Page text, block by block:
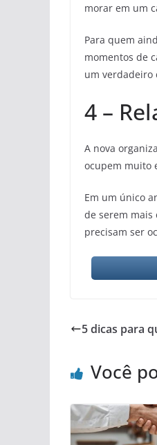
morar em um
Para quem
momentos de
um verdadeiro
4 –
A nova
ocupem muito
Em um único
de serem mais
precisam ser
5 dicas para
Você